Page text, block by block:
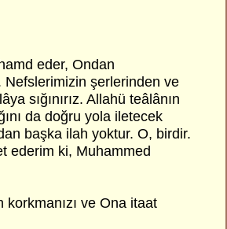
eder, Ondan
Nefslerimizin şerlerinden ve
sığınırız. Allahü teâlânın
da doğru yola iletecek
başka ilah yoktur. O, birdir.
ederim ki, Muhammed
korkmanızı ve Ona itaat